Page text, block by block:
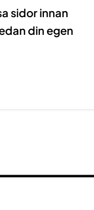
sidor innan
din egen